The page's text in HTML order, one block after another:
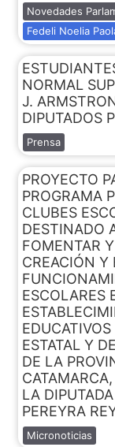
Novedades
Fedeli Noelia
NORMAL
J.
DIPUTADOS
Prensa
PROYECTO
PROGRAMA
CLUBES
DESTINADO
FOMENTAR
CREACIÓN Y
ESCOLARES
ESTATAL Y
DE LA
LA
PEREYRA
Micronoticias